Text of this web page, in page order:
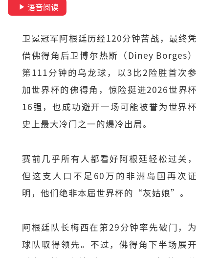
语音阅读
卫冕冠军阿根廷历经120分钟苦战，最终凭
借佛得角后卫博尔热斯（Diney Borges）
第111分钟的乌龙球，以3比2险胜首次参
加世界杯的佛得角，惊险挺进2026世界杯
16强，也成功避开一场可能被誉为世界杯
史上最大冷门之一的爆冷出局。
赛前几乎所有人都看好阿根廷轻松过关，
但这支人口不足60万的非洲岛国再次证
明，他们绝非本届世界杯的“灰姑娘”。
阿根廷队长梅西在第29分钟率先破门，为
球队取得领先。不过，佛得角下半场展开